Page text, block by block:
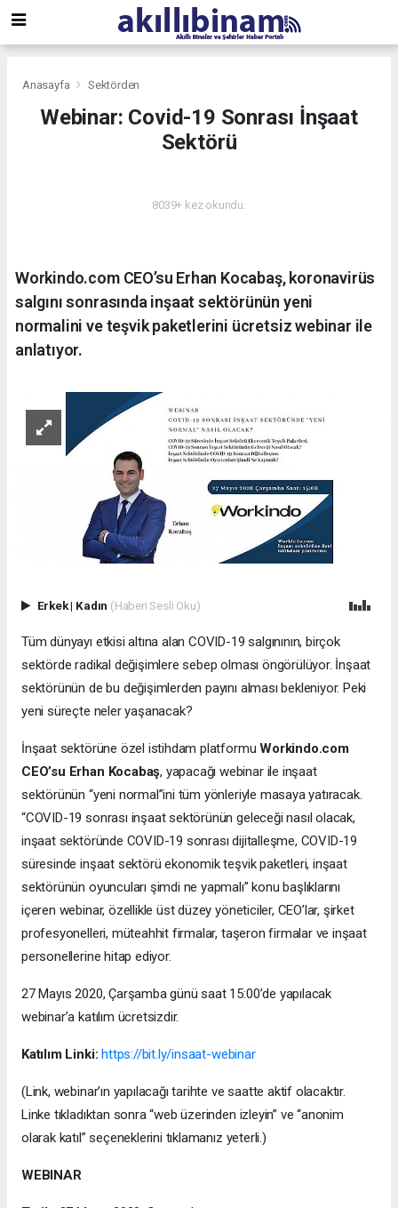
Anasayfa Sektörden
Webinar: Covid-19 Sonrası İnşaat
Sektörü
8039+ kez okundu.
Workindo.com CEO’su Erhan Kocabaş, koronavirüs
salgını sonrasında inşaat sektörünün yeni
normalini ve teşvik paketlerini ücretsiz webinar ile
anlatıyor.
Erkek| Kadın (Haberi Sesli Oku)
Tüm dünyayı etkisi altına alan COVID-19 salgınının, birçok
sektörde radikal değişimlere sebep olması öngörülüyor. İnşaat
sektörünün de bu değişimlerden payını alması bekleniyor. Peki
yeni süreçte neler yaşanacak?
İnşaat sektörüne özel istihdam platformuWorkindo.com
CEO’su Erhan Kocabaş, yapacağı webinar ile inşaat
sektörünün “yeni normal”ini tüm yönleriyle masaya yatıracak.
“COVID-19 sonrası inşaat sektörünün geleceği nasıl olacak,
inşaat sektöründe COVID-19 sonrası dijitalleşme, COVID-19
süresinde inşaat sektörü ekonomik teşvik paketleri, inşaat
sektörünün oyuncuları şimdi ne yapmalı” konu başlıklarını
içeren webinar, özellikle üst düzey yöneticiler, CEO’lar, şirket
profesyonelleri, müteahhit firmalar, taşeron firmalar ve inşaat
personellerine hitap ediyor.
27 Mayıs 2020, Çarşamba günü saat 15:00’de yapılacak
webinar’a katılım ücretsizdir.
Katılım Linki: https://bit.ly/insaat-webinar
(Link, webinar’ın yapılacağı tarihte ve saatte aktif olacaktır.
Linke tıkladıktan sonra “web üzerinden izleyin” ve “anonim
olarak katıl” seçeneklerini tıklamanız yeterli.)
WEBINAR